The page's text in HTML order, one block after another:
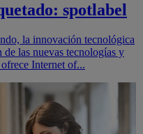
spotlabel
la innovación tecnológica
las nuevas tecnologías y
Internet of...